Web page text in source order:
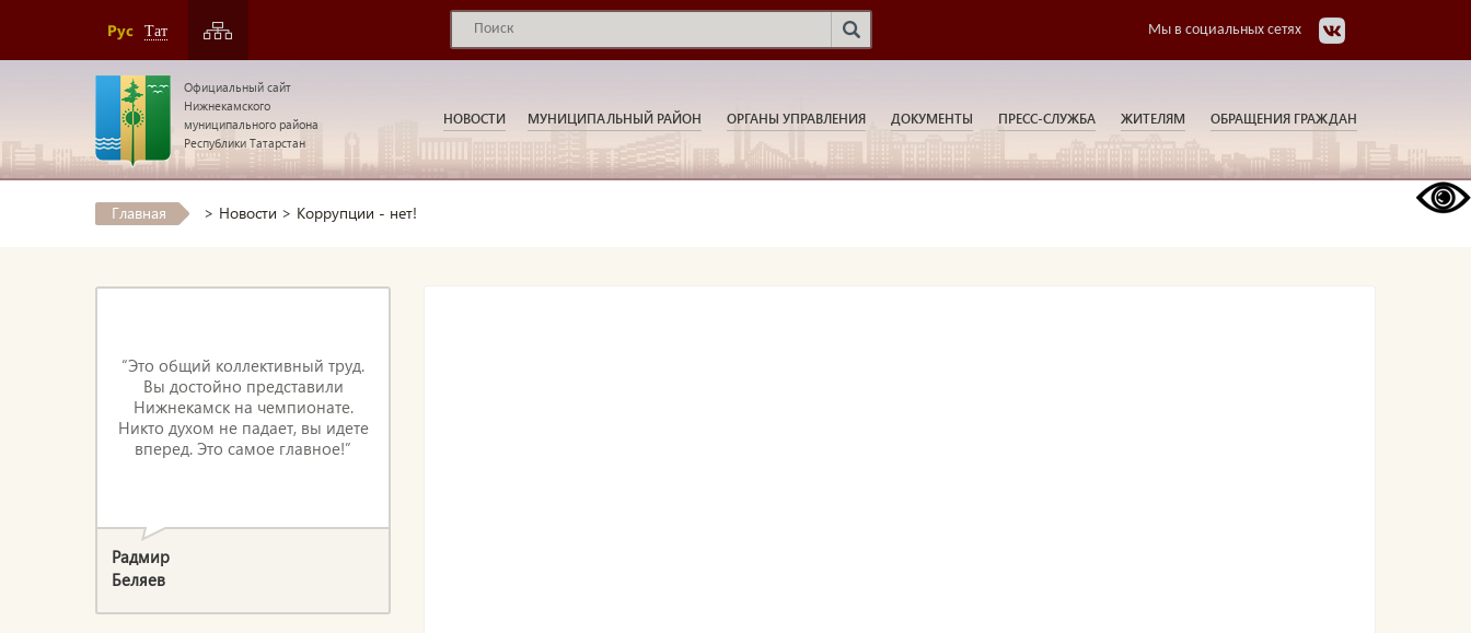
Рус Тат Мы в социальных сетях
Официальный сайт
Нижнекамского
муниципального района
Республики Татарстан
НОВОСТИ МУНИЦИПАЛЬНЫЙ РАЙОН ОРГАНЫ УПРАВЛЕНИЯ ДОКУМЕНТЫ ПРЕСС-СЛУЖБА ЖИТЕЛЯМ ОБРАЩЕНИЯ ГРАЖДАН
Главная > Новости > Коррупции - нет!
“Это общий коллективный труд.
Вы достойно представили
Нижнекамск на чемпионате.
Никто духом не падает, вы идете
вперед. Это самое главное!”
Радмир
Беляев